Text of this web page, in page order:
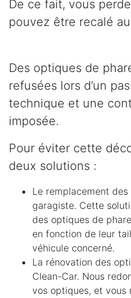
De ce fait, vous
pouvez être recalé
Des optiques de
refusées lors d’un
technique et une
imposée.
Pour éviter cette
deux solutions :
Le remplacement
garagiste. Cette
des optiques de
en fonction de leur
véhicule concerné.
La rénovation des
Clean-Car. Nous
vos optiques, et